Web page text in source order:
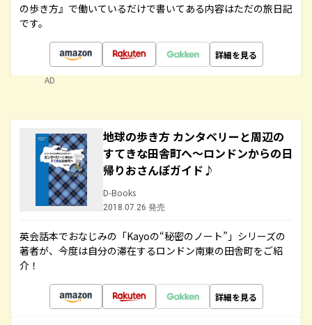
の歩き方』で働いているだけで書いてある内容はただの旅日記
です。
詳細を見る
AD
地球の歩き方 カンタベリーと周辺の
すてきな田舎町へ～ロンドンからの日
帰りおさんぽガイド♪
D-Books
2018.07.26 発売
英会話本でおなじみの「Kayoの“秘密のノート”」シリーズの
著者が、今度は自分の滞在するロンドン南東の田舎町をご紹
介！
詳細を見る